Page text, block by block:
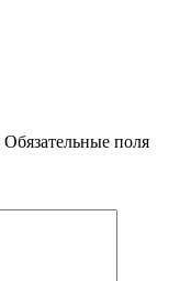
Обязательные поля